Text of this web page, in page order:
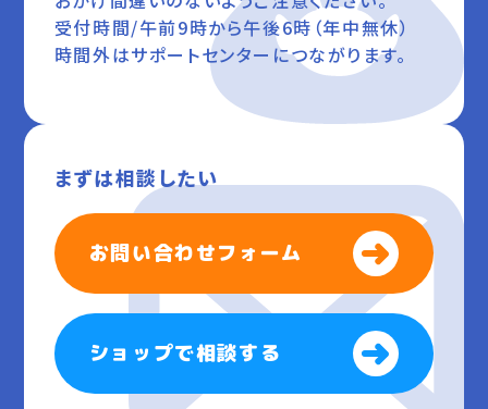
受付時間/午前9時から午後6時（年中無休）
時間外はサポートセンターにつながります。
まずは相談したい
お問い合わせフォーム
ショップで相談する